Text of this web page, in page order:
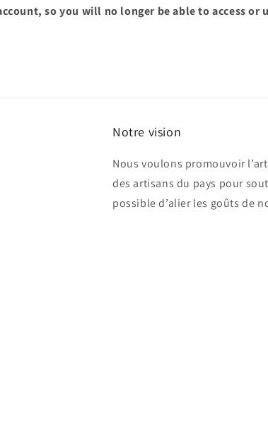
so you will no longer be able to access or
Notre vision
Nous voulons promouvoir
des artisans du pays pour
possible d’alier les goûts de